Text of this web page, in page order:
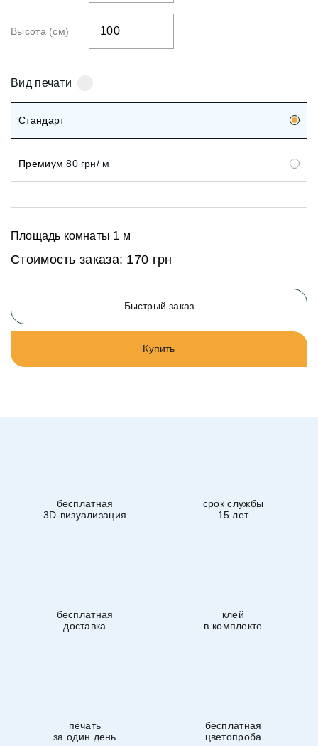
Высота (см)
Вид печати
Стандарт
Премиум 80 грн/ м
Площадь комнаты 1 м
Стоимость заказа: 170 грн
Быстрый заказ
Купить
бесплатная
3D-визуализация
срок службы
15 лет
бесплатная
доставка
клей
в комплекте
печать
за один день
бесплатная
цветопроба